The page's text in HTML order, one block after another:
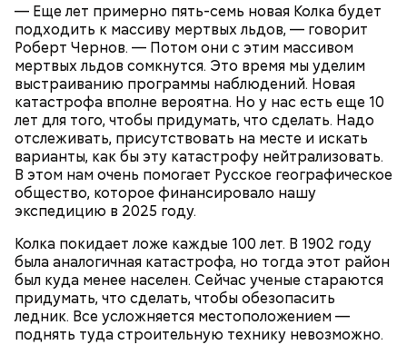
— Еще лет примерно пять-семь новая Колка будет
подходить к массиву мертвых льдов, — говорит
Роберт Чернов. — Потом они с этим массивом
мертвых льдов сомкнутся. Это время мы уделим
выстраиванию программы наблюдений. Новая
катастрофа вполне вероятна. Но у нас есть еще 10
лет для того, чтобы придумать, что сделать. Надо
отслеживать, присутствовать на месте и искать
варианты, как бы эту катастрофу нейтрализовать.
В этом нам очень помогает Русское географическое
общество, которое финансировало нашу
экспедицию в 2025 году.
Колка покидает ложе каждые 100 лет. В 1902 году
была аналогичная катастрофа, но тогда этот район
был куда менее населен. Сейчас ученые стараются
придумать, что сделать, чтобы обезопасить
ледник. Все усложняется местоположением —
поднять туда строительную технику невозможно.